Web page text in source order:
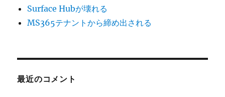
方
に
Surface Hubが壊れる
MS365テナントから締め出される
最近のコメント